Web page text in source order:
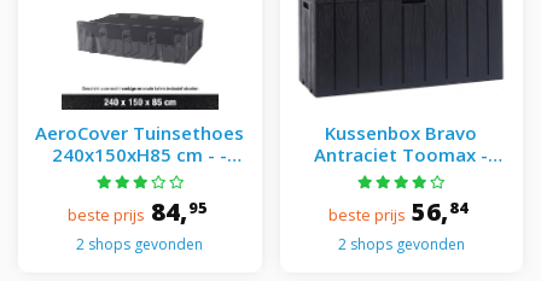
AeroCover Tuinsethoes
240x150xH85 cm - -
Zwart
beste prijs 84,95
2 shops gevonden
Kussenbox Bravo
Antraciet Toomax -
Toomax - Grijs
beste prijs 56,84
2 shops gevonden